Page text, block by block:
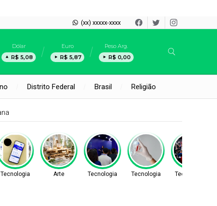
(xx) xxxxx-xxxx
Dólar
R$ 5,08
Euro
R$ 5,87
Peso Arg.
R$ 0,00
Distrito Federal Brasil Religião
Tecnologia Arte Tecnologia Tecnologia Tecnologia